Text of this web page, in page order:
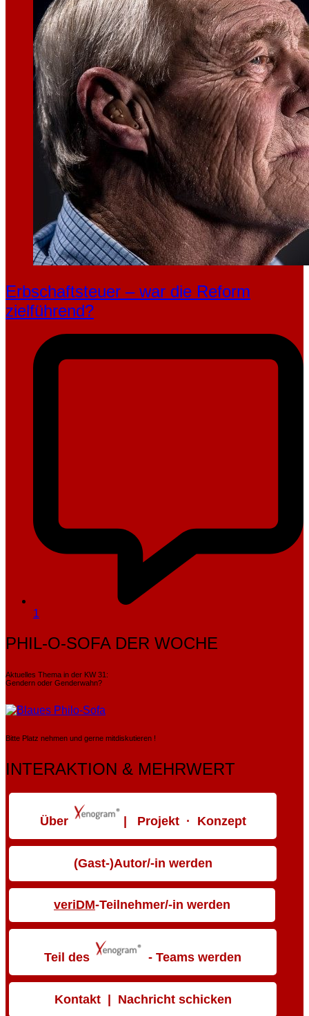
Erbschaftsteuer – war die Reform
zielführend?
1
PHIL-O-SOFA DER WOCHE
Aktuelles Thema in der KW 31:
Gendern oder Genderwahn?
Bitte Platz nehmen und gerne mitdiskutieren !
INTERAKTION & MEHRWERT
Über | Projekt · Konzept
(Gast-)Autor/-in werden
veriDM-Teilnehmer/-in werden
Teil des - Teams werden
Kontakt | Nachricht schicken